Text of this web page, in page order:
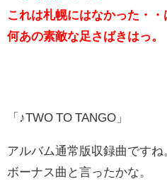
これは札幌にはなかった・・
何あの素敵な足さばきはっ。
「♪TWO TO TANGO」
アルバム通常版収録曲ですね
ボーナス曲と言ったかな。